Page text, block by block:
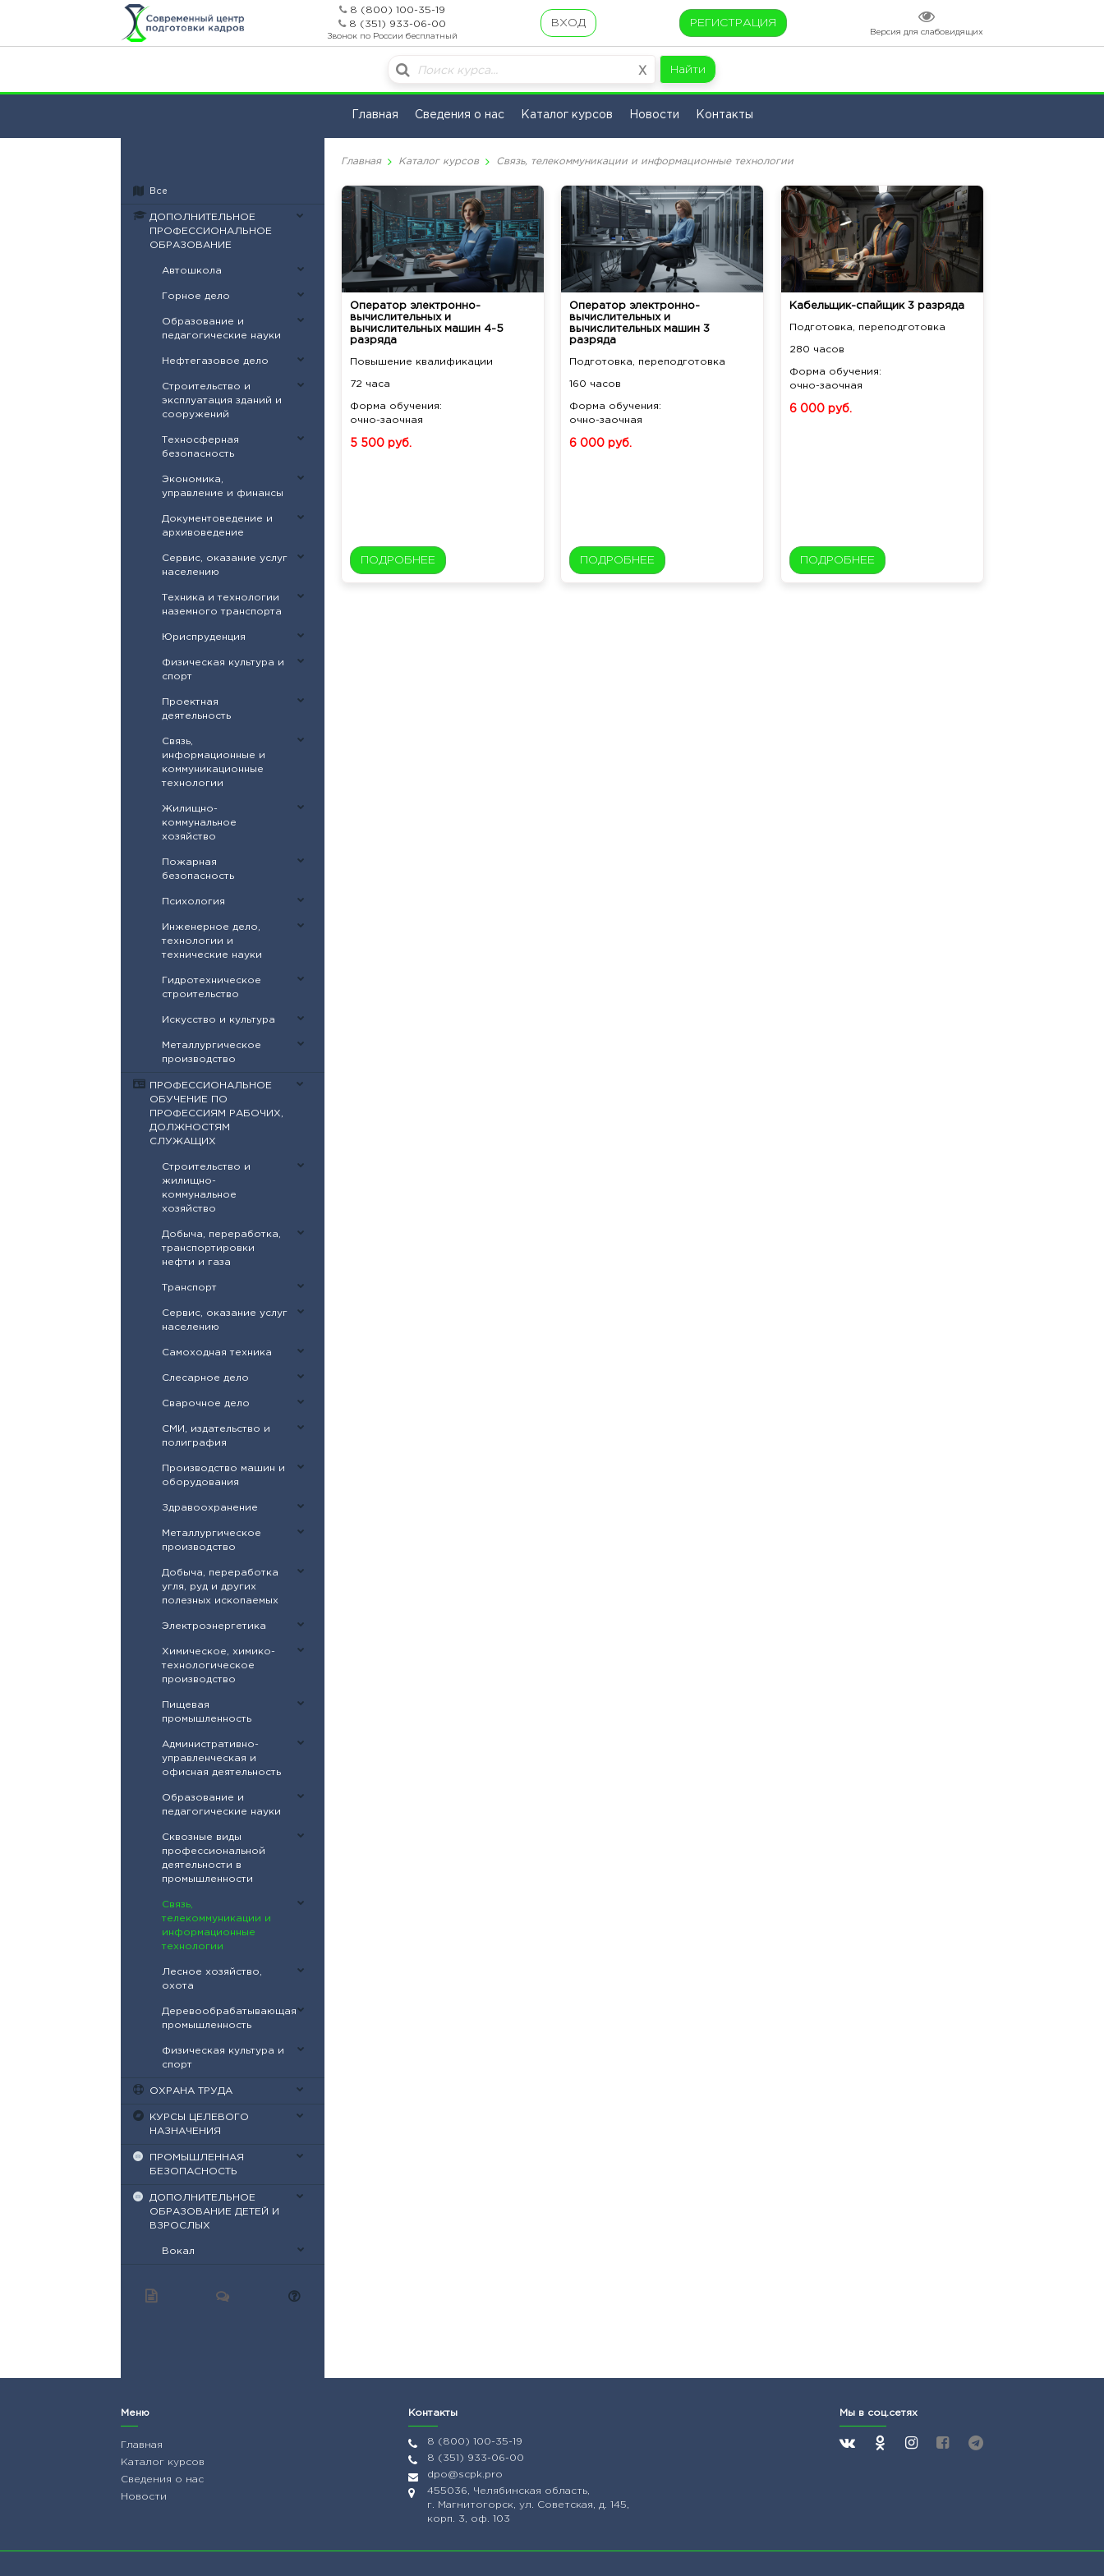
8 (800) 100-35-19
8 (351) 933-06-00
Звонок по России бесплатный
ВХОД РЕГИСТРАЦИЯ
Версия для слабовидящих
X Найти
Главная Сведения о нас Каталог курсов Новости Контакты
Все
ДОПОЛНИТЕЛЬНОЕ
ПРОФЕССИОНАЛЬНОЕ
ОБРАЗОВАНИЕ
Автошкола
Горное дело
Образование и
педагогические науки
Нефтегазовое дело
Строительство и
эксплуатация зданий и
сооружений
Техносферная
безопасность
Экономика,
управление и финансы
Документоведение и
архивоведение
Сервис, оказание услуг
населению
Техника и технологии
наземного транспорта
Юриспруденция
Физическая культура и
спорт
Проектная
деятельность
Связь,
информационные и
коммуникационные
технологии
Жилищно-
коммунальное
хозяйство
Пожарная
безопасность
Психология
Инженерное дело,
технологии и
технические науки
Гидротехническое
строительство
Искусство и культура
Металлургическое
производство
ПРОФЕССИОНАЛЬНОЕ
ОБУЧЕНИЕ ПО
ПРОФЕССИЯМ РАБОЧИХ,
ДОЛЖНОСТЯМ
СЛУЖАЩИХ
Строительство и
жилищно-
коммунальное
хозяйство
Добыча, переработка,
транспортировки
нефти и газа
Транспорт
Сервис, оказание услуг
населению
Самоходная техника
Слесарное дело
Сварочное дело
СМИ, издательство и
полиграфия
Производство машин и
оборудования
Здравоохранение
Металлургическое
производство
Добыча, переработка
угля, руд и других
полезных ископаемых
Электроэнергетика
Химическое, химико-
технологическое
производство
Пищевая
промышленность
Административно-
управленческая и
офисная деятельность
Образование и
педагогические науки
Сквозные виды
профессиональной
деятельности в
промышленности
Связь,
телекоммуникации и
информационные
технологии
Лесное хозяйство,
охота
Деревообрабатывающая
промышленность
Физическая культура и
спорт
ОХРАНА ТРУДА
КУРСЫ ЦЕЛЕВОГО
НАЗНАЧЕНИЯ
ПРОМЫШЛЕННАЯ
БЕЗОПАСНОСТЬ
ДОПОЛНИТЕЛЬНОЕ
ОБРАЗОВАНИЕ ДЕТЕЙ И
ВЗРОСЛЫХ
Вокал
Главная Каталог курсов Связь, телекоммуникации и информационные технологии
Оператор электронно-
вычислительных и
вычислительных машин 4-5
разряда
Повышение квалификации
72 часа
Форма обучения:
очно-заочная
5 500 руб.
ПОДРОБНЕЕ
Оператор электронно-
вычислительных и
вычислительных машин 3
разряда
Подготовка, переподготовка
160 часов
Форма обучения:
очно-заочная
6 000 руб.
ПОДРОБНЕЕ
Кабельщик-спайщик 3 разряда
Подготовка, переподготовка
280 часов
Форма обучения:
очно-заочная
6 000 руб.
ПОДРОБНЕЕ
Меню
Главная
Каталог курсов
Сведения о нас
Новости
Контакты
8 (800) 100-35-19
8 (351) 933-06-00
dpo@scpk.pro
455036, Челябинская область,
г. Магнитогорск, ул. Советская, д. 145,
корп. 3, оф. 103
Мы в соц.сетях